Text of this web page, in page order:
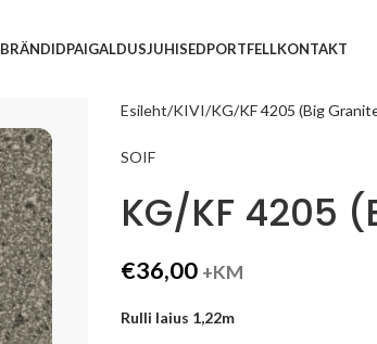
BRÄNDIDPAIGALDUSJUHISEDPORTFELLKONTAKT
Esileht KIVI KG/KF 4205 (Big
SOIF
KG/KF 4205
€36,00 +KM
Rulli laius 1,22m